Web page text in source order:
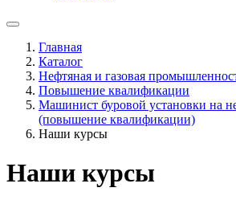
Главная
Каталог
Нефтяная и газовая
Повышение квалификации
Машинист буровой установки на
(повышение квалификации)
Наши курсы
Наши курсы